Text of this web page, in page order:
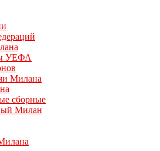
УЕФА
Милана
сборные
Милан